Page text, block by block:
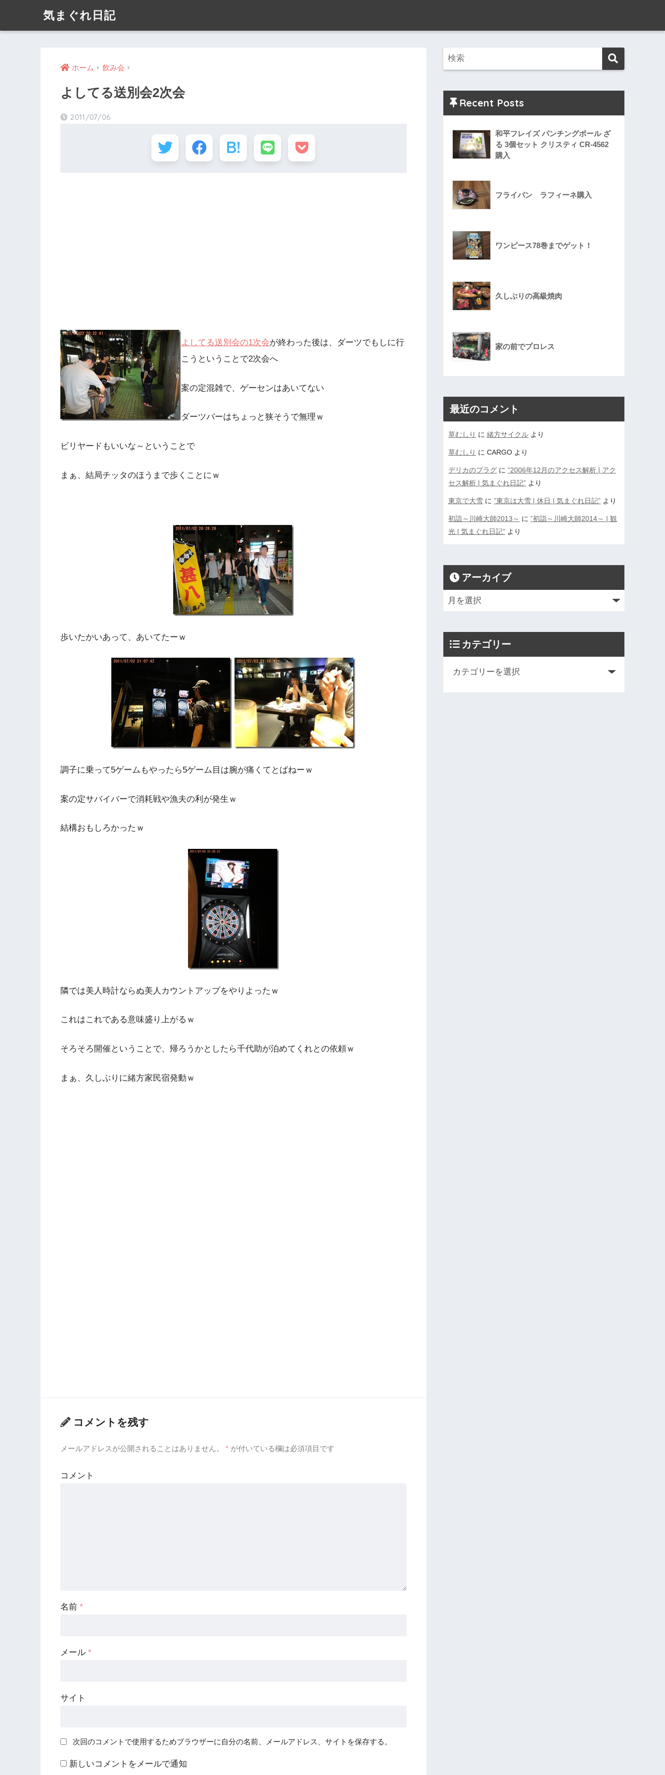
気まぐれ日記
ホーム 飲み会
よしてる送別会2次会
2011/07/06
よしてる送別会の1次会が終わった後は、ダーツでもしに行
こうということで2次会へ
案の定混雑で、ゲーセンはあいてない
ダーツバーはちょっと狭そうで無理ｗ
ビリヤードもいいな～ということで
まぁ、結局チッタのほうまで歩くことにｗ
歩いたかいあって、あいてたーｗ
調子に乗って5ゲームもやったら5ゲーム目は腕が痛くてとばねーｗ
案の定サバイバーで消耗戦や漁夫の利が発生ｗ
結構おもしろかったｗ
隣では美人時計ならぬ美人カウントアップをやりよったｗ
これはこれである意味盛り上がるｗ
そろそろ開催ということで、帰ろうかとしたら千代助が泊めてくれとの依頼ｗ
まぁ、久しぶりに緒方家民宿発動ｗ
コメントを残す
メールアドレスが公開されることはありません。 * が付いている欄は必須項目です
コメント
名前 *
メール *
サイト
次回のコメントで使用するためブラウザーに自分の名前、メールアドレス、サイトを保存する。
新しいコメントをメールで通知
Recent Posts
和平フレイズ パンチングボール ざ
る 3個セット クリスティ CR-4562
購入
フライパン ラフィーネ購入
ワンピース78巻までゲット！
久しぶりの高級焼肉
家の前でプロレス
最近のコメント
草むしり に緒方サイクル より
草むしり にCARGO より
デリカのプラグ に”2006年12月のアクセス解析 | アク
セス解析 | 気まぐれ日記” より
東京で大雪 に”東京は大雪 | 休日 | 気まぐれ日記” より
初詣～川崎大師2013～ に”初詣～川崎大師2014～ | 観
光 | 気まぐれ日記” より
アーカイブ
カテゴリー